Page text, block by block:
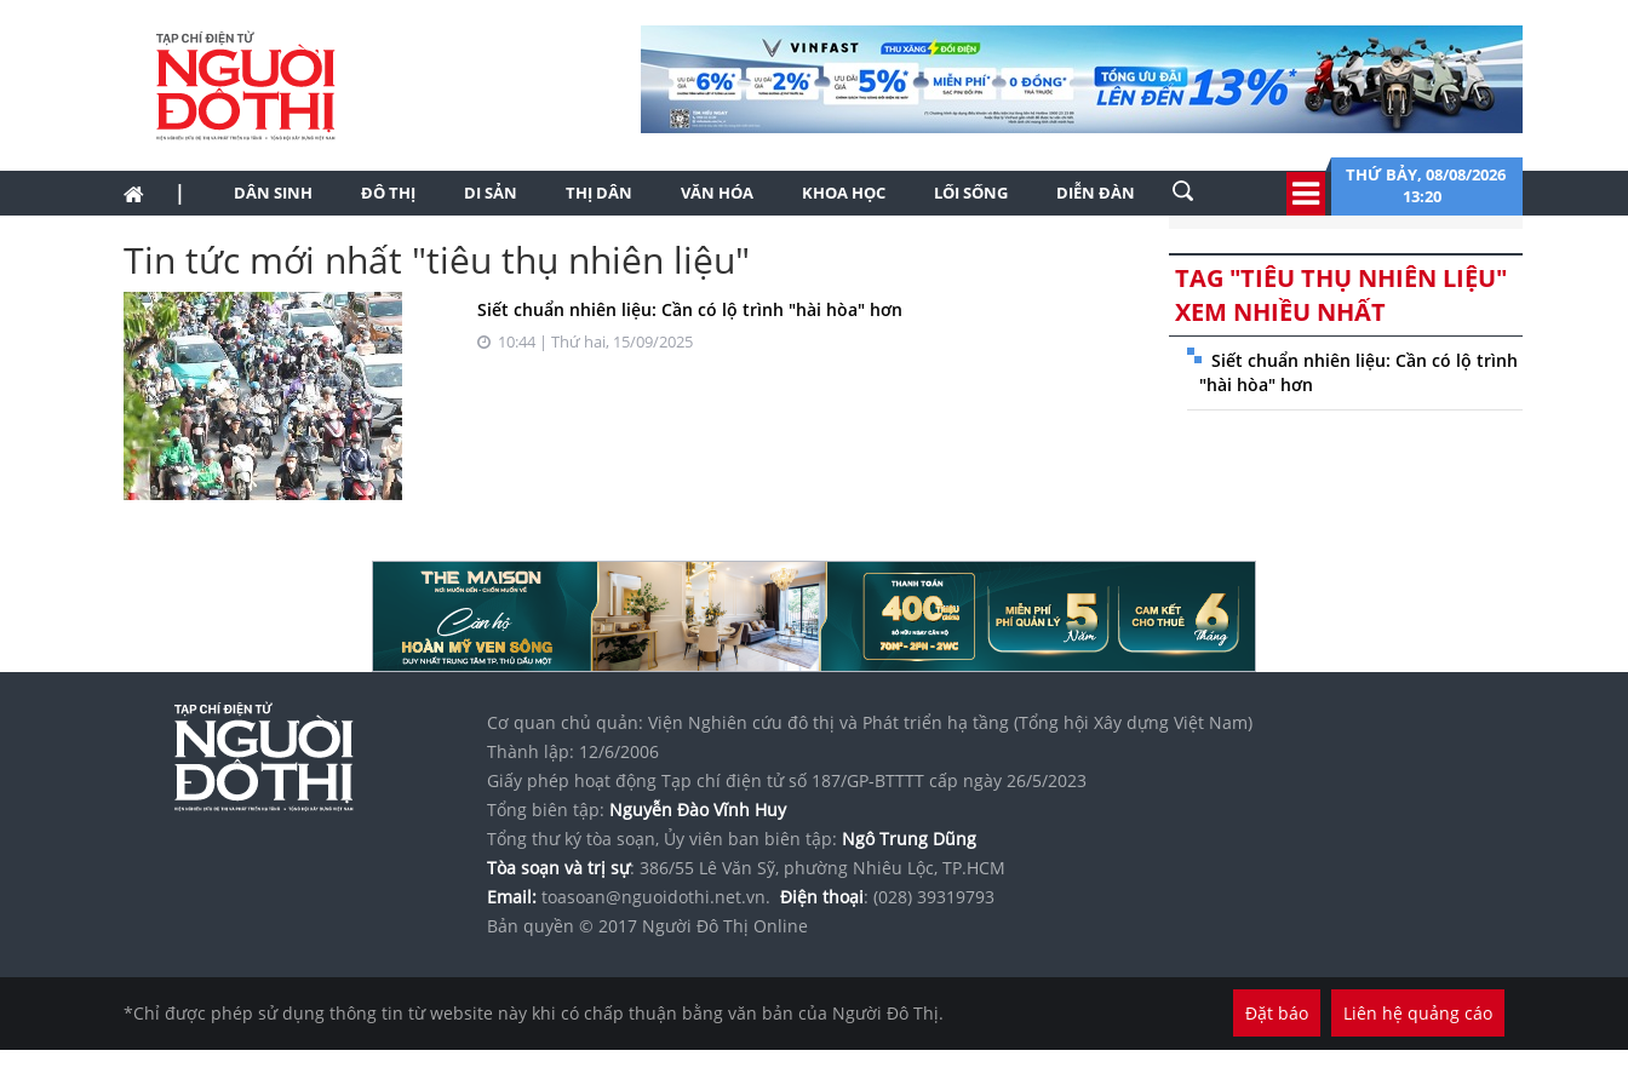
| DÂN SINH ĐÔ THỊ DI SẢN THỊ DÂN VĂN HÓA KHOA HỌC LỐI SỐNG DIỄN ĐÀN
THỨ BẢY, 08/08/2026
13:20
Tin tức mới nhất "tiêu thụ nhiên liệu"
Siết chuẩn nhiên liệu: Cần có lộ trình "hài hòa" hơn
10:44 | Thứ hai, 15/09/2025
TAG "TIÊU THỤ NHIÊN LIỆU"
XEM NHIỀU NHẤT
Siết chuẩn nhiên liệu: Cần có lộ trình
"hài hòa" hơn
Cơ quan chủ quản: Viện Nghiên cứu đô thị và Phát triển hạ tầng (Tổng hội Xây dựng Việt Nam)
Thành lập: 12/6/2006
Giấy phép hoạt động Tạp chí điện tử số 187/GP-BTTTT cấp ngày 26/5/2023
Tổng biên tập: Nguyễn Đào Vĩnh Huy
Tổng thư ký tòa soạn, Ủy viên ban biên tập: Ngô Trung Dũng
Tòa soạn và trị sự: 386/55 Lê Văn Sỹ, phường Nhiêu Lộc, TP.HCM
Email: toasoan@nguoidothi.net.vn. Điện thoại: (028) 39319793
Bản quyền © 2017 Người Đô Thị Online
*Chỉ được phép sử dụng thông tin từ website này khi có chấp thuận bằng văn bản của Người Đô Thị. Đặt báo Liên hệ quảng cáo